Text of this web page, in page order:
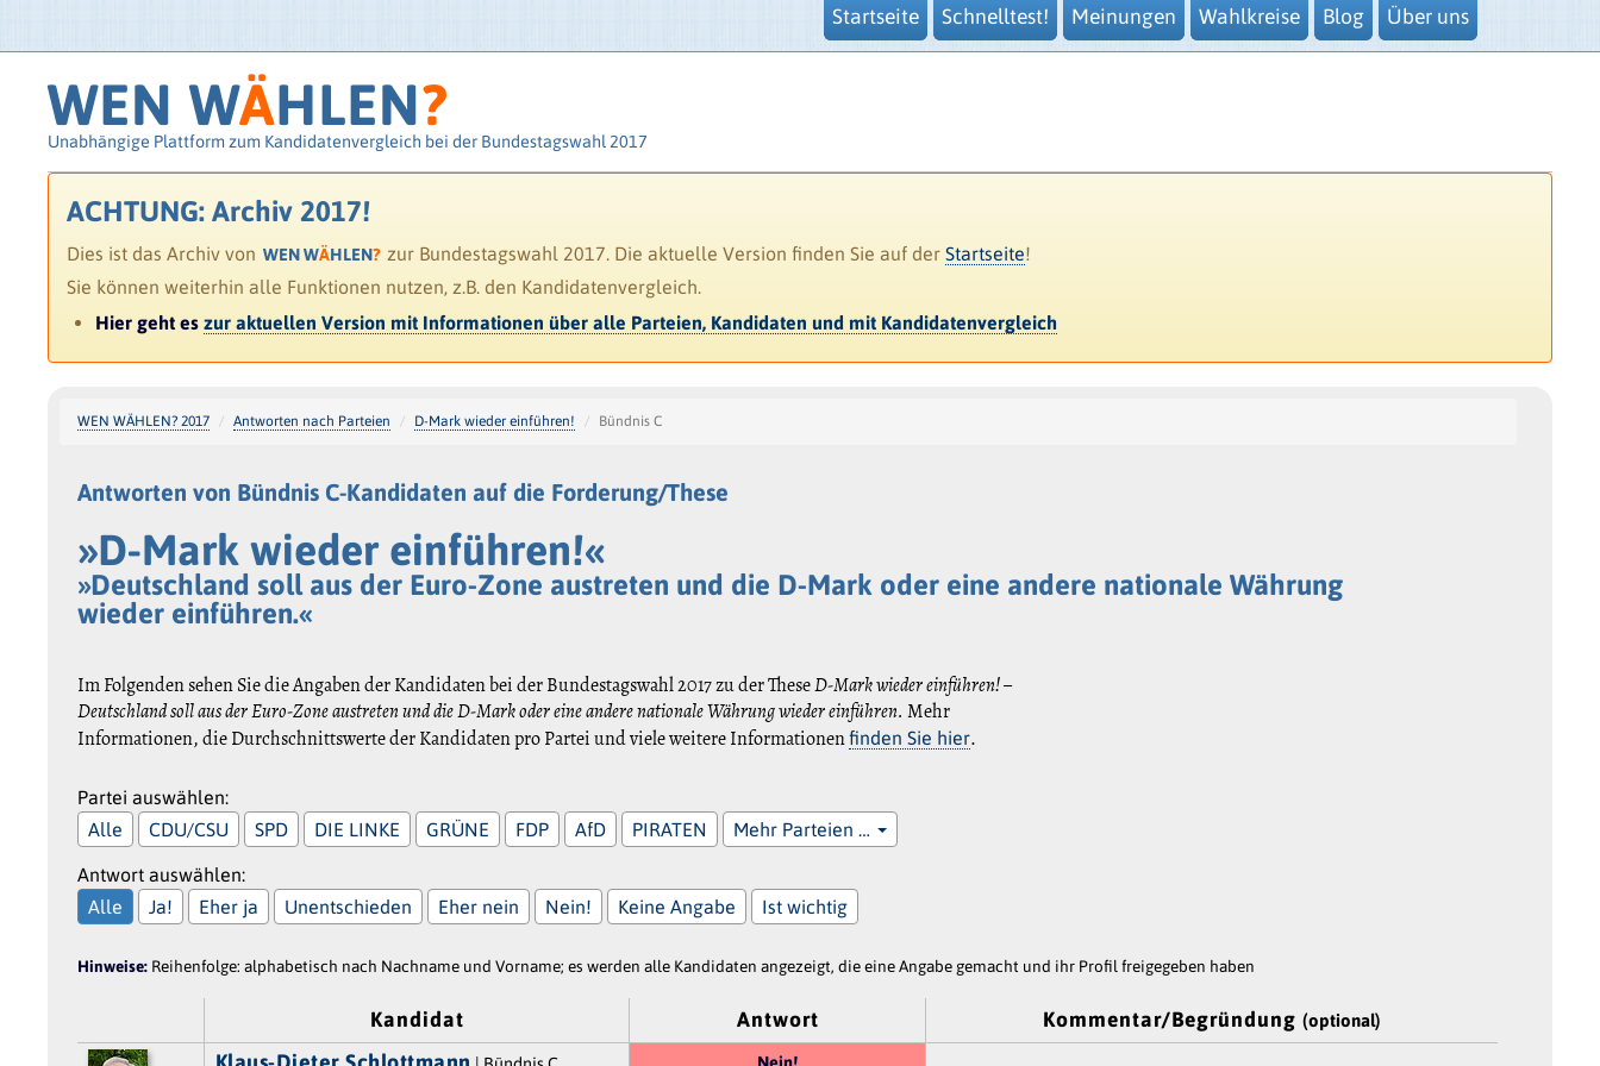
Startseite Schnelltest! Meinungen Wahlkreise Blog Über uns
WEN WÄHLEN?
Unabhängige Plattform zum Kandidatenvergleich bei der Bundestagswahl 2017
ACHTUNG: Archiv 2017!
Dies ist das Archiv von WEN WÄHLEN? zur Bundestagswahl 2017. Die aktuelle Version finden Sie auf derStartseite!
Sie können weiterhin alle Funktionen nutzen, z.B. den Kandidatenvergleich.
Hier geht eszur aktuellen Version mit Informationen über alle Parteien, Kandidaten und mit Kandidatenvergleich
WEN WÄHLEN? 2017 Antworten nach Parteien D-Mark wieder einführen! Bündnis C
Antworten von Bündnis C-Kandidaten auf die Forderung/These
»D-Mark wieder einführen!«
»Deutschland soll aus der Euro-Zone austreten und die D-Mark oder eine andere nationale Währung
wieder einführen.«
Im Folgenden sehen Sie die Angaben der Kandidaten bei der Bundestagswahl 2017 zu der TheseD-Mark wieder einführen! –
Deutschland soll aus der Euro-Zone austreten und die D-Mark oder eine andere nationale Währung wieder einführen. Mehr
Informationen, die Durchschnittswerte der Kandidaten pro Partei und viele weitere Informationenfinden Sie hier.
Partei auswählen:
Alle
CDU/CSU SPD DIE LINKE GRÜNE FDP AfD PIRATEN Mehr Parteien …
Antwort auswählen:
Alle
Ja! Eher ja Unentschieden Eher nein Nein! Keine Angabe Ist wichtig
Hinweise: Reihenfolge: alphabetisch nach Nachname und Vorname; es werden alle Kandidaten angezeigt, die eine Angabe gemacht und ihr Profil freigegeben haben
Kandidat Antwort Kommentar/Begründung(optional)
Nein!